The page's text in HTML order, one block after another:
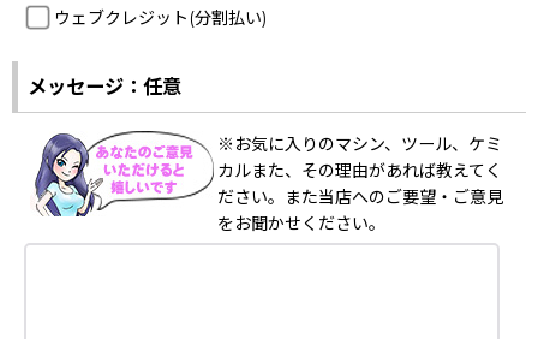
ウェブクレジット(分割払い)
メッセージ：任意
※お気に入りのマシン、ツール、ケミ
カルまた、その理由があれば教えてく
ださい。また当店へのご要望・ご意見
をお聞かせください。